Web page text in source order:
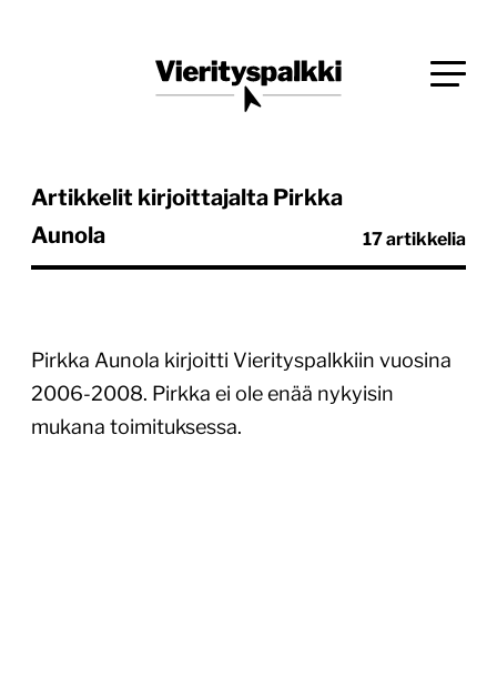
Vierityspalkki.fi
Artikkelit kirjoittajalta Pirkka
Aunola
17 artikkelia
Pirkka Aunola kirjoitti Vierityspalkkiin vuosina
2006-2008. Pirkka ei ole enää nykyisin
mukana toimituksessa.